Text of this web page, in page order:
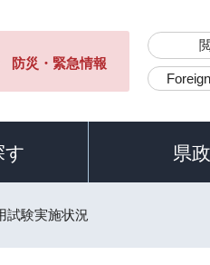
防災・緊急情報
す 県
試験実施状況